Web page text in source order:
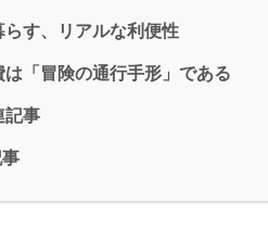
す、リアルな利便性
「冒険の通行手形」である
記事